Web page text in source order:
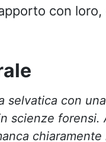
con
selvatica con
scienze forensi.